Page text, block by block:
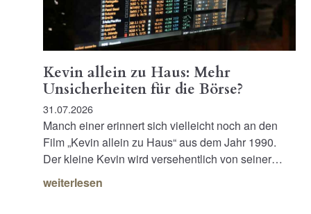
Kevin allein zu Haus: Mehr
Unsicherheiten für die Börse?
31.07.2026
Manch einer erinnert sich vielleicht noch an den
Film „Kevin allein zu Haus“ aus dem Jahr 1990.
Der kleine Kevin wird versehentlich von seiner…
weiterlesen